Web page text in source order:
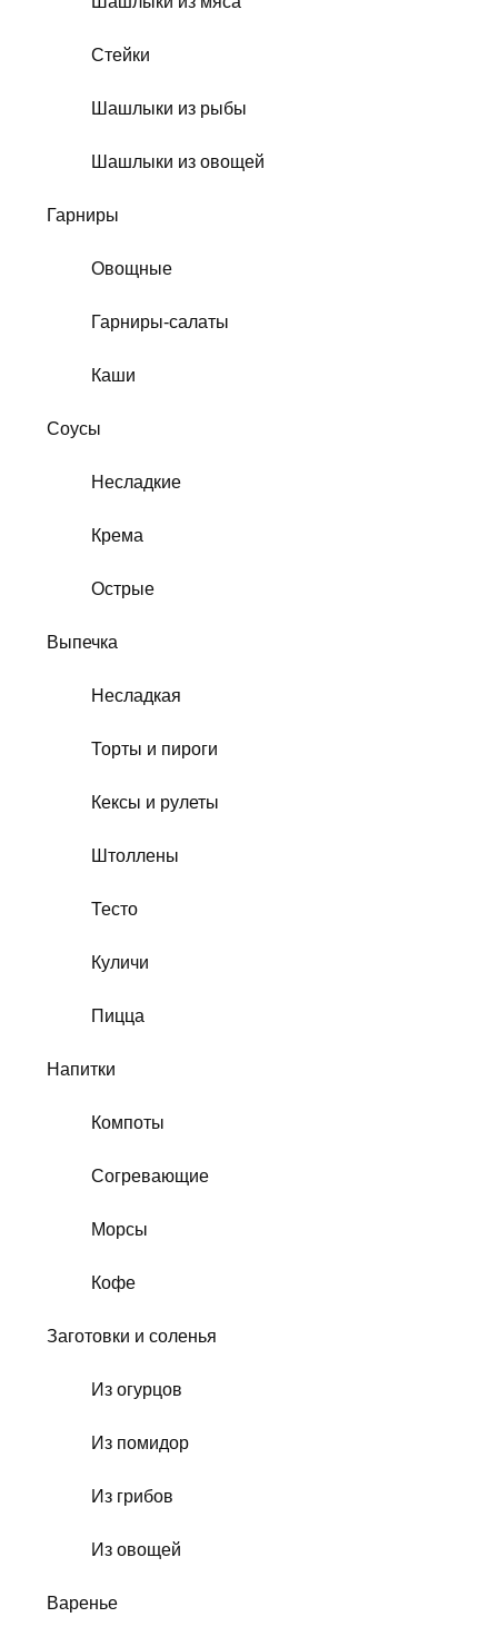
Стейки
Шашлыки из рыбы
Шашлыки из овощей
Гарниры
Овощные
Гарниры-салаты
Каши
Соусы
Несладкие
Крема
Острые
Выпечка
Несладкая
Торты и пироги
Кексы и рулеты
Штоллены
Тесто
Куличи
Пицца
Напитки
Компоты
Согревающие
Морсы
Кофе
Заготовки и соленья
Из огурцов
Из помидор
Из грибов
Из овощей
Варенье